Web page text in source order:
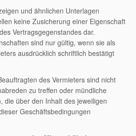
und ähnlichen Unterlagen
keine Zusicherung einer Eigenschaft
Vertragsgegenstandes dar.
sind nur gültig, wenn sie als
ausdrücklich schriftlich bestätigt
des Vermieters sind nicht
zu treffen oder mündliche
die über den Inhalt des jeweiligen
Geschäftsbedingungen